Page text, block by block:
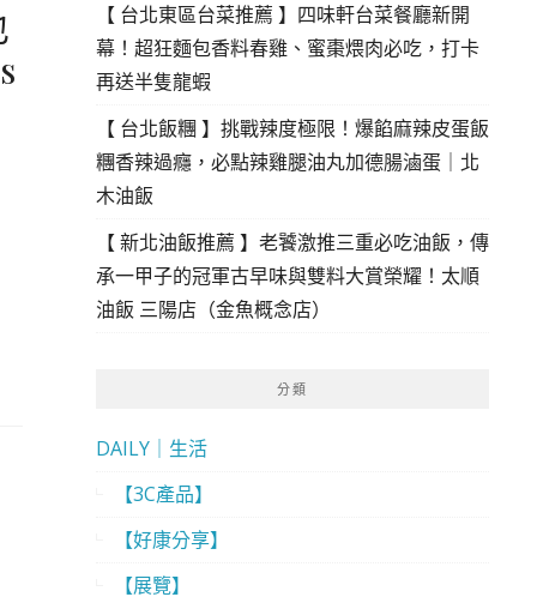
【 台北東區台菜推薦 】四味軒台菜餐廳新開
幕！超狂麵包香料春雞、蜜棗煨肉必吃，打卡
再送半隻龍蝦
【 台北飯糰 】挑戰辣度極限！爆餡麻辣皮蛋飯
糰香辣過癮，必點辣雞腿油丸加德腸滷蛋｜北
木油飯
【 新北油飯推薦 】老饕激推三重必吃油飯，傳
承一甲子的冠軍古早味與雙料大賞榮耀！太順
油飯 三陽店（金魚概念店）
分類
DAILY｜生活
【3C產品】
【好康分享】
【展覽】